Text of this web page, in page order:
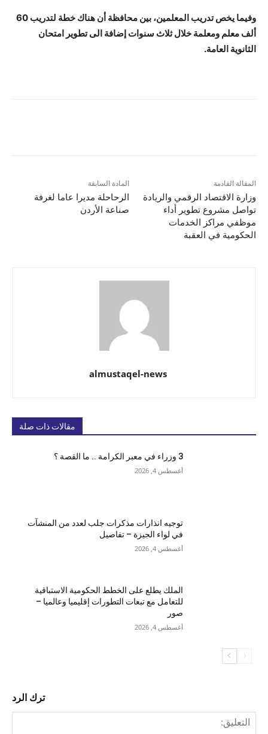
وفيما يخص تدريب المعلمين، بين محافظة أن هناك خطة لتدريب 60
ألف معلم ومعلمة خلال ثلاث سنوات إضافة الى تطوير امتحان
الثانوية العامة.
المادة السابقة
الرحاحلة مديرا عاما لغرفة
صناعة الأردن
المقالة القادمة
وزارة الاقتصاد الرقمي والريادة
تواصل مشروع تطوير أداء
موظفي مراكز الخدمات
الحكومية في العقبة
almustaqel-news
مقالات ذات صلة
3 وزراء في معبر الكرامة .. ما القصة ؟
أغسطس 4, 2026
توجيه انذارات مذكرات جلب لعدد من المنشآت
في لواء الجيزة – تفاصيل
أغسطس 4, 2026
الملك يطلع على الخطط الحكومية الاستباقية
للتعامل مع تبعات التطورات إقليميا وعالميا –
صور
أغسطس 4, 2026
ترك الرد